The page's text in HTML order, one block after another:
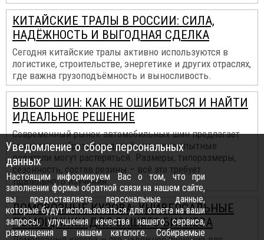
КИТАЙСКИЕ ТРАЛЫ В РОССИИ: СИЛА,
НАДЁЖНОСТЬ И ВЫГОДНАЯ СДЕЛКА
Сегодня китайские тралы активно используются в
логистике, строительстве, энергетике и других отраслях,
где важна грузоподъёмность и выносливость.
ВЫБОР ШИН: КАК НЕ ОШИБИТЬСЯ И НАЙТИ
ИДЕАЛЬНОЕ РЕШЕНИЕ
Современный рынок автомобильных шин предлагает
такое разнообразие моделей, что даже опытные
водители могут растеряться. Размеры, типоразмеры,
сезонность, состав резины – всё это требует
тщательного изучения.
ЛОМОВОЗНЫЕ КУЗОВА: УНИВЕРСАЛЬНЫЕ
ПОМОЩНИКИ ДЛЯ ВАШЕГО БИЗНЕСА
Уведомление о сборе персональных
данных
Настоящим информируем Вас о том, что при
заполнении формы обратной связи на нашем сайте,
вы предоставляете персональные данные,
которые будут использоваться для: ответа на ваши
запросы, улучшения качества нашего сервиса,
размещения в нашем каталоге. Собираемые